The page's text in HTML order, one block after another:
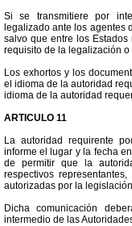
Si se transmitiere por
legalizado ante los agentes
salvo que entre los
requisito de la legalización
Los exhortos y los
el idioma de la autoridad
idioma de la autoridad
ARTICULO 11
La autoridad requirente
informe el lugar y la fecha
de permitir que la
respectivos
autorizadas por la
Dicha comunicación
intermedio de las